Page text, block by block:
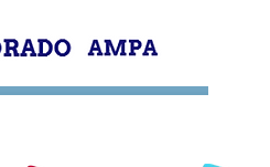
PROFESORADO